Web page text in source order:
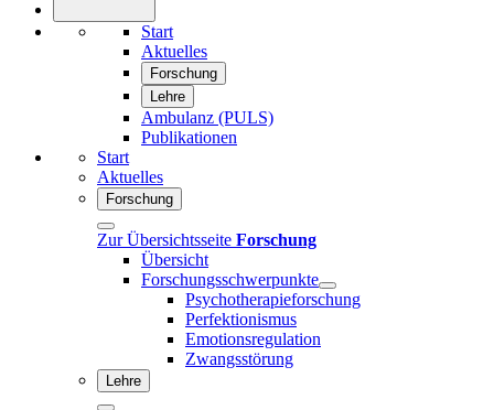
Start
Aktuelles
Forschung
Lehre
Ambulanz (PULS)
Publikationen
Start
Aktuelles
Forschung
Zur Übersichtsseite Forschung
Übersicht
Forschungsschwerpunkte
Psychotherapieforschung
Perfektionismus
Emotionsregulation
Zwangsstörung
Lehre